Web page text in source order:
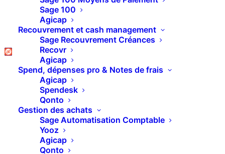
Sage 100
Agicap
Recouvrement et cash management
Sage Recouvrement Créances
Recovr
Agicap
Spend, dépenses pro & Notes de frais
Agicap
Spendesk
Qonto
Gestion des achats
Sage Automatisation Comptable
Yooz
Agicap
Qonto
DÉCOUVRIR SAGE RECOUVREMENT